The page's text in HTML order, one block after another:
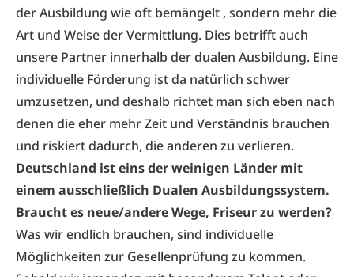
der Ausbildung wie oft bemängelt , sondern mehr die
Art und Weise der Vermittlung. Dies betrifft auch
unsere Partner innerhalb der dualen Ausbildung. Eine
individuelle Förderung ist da natürlich schwer
umzusetzen, und deshalb richtet man sich eben nach
denen die eher mehr Zeit und Verständnis brauchen
und riskiert dadurch, die anderen zu verlieren.
Deutschland ist eins der weinigen Länder mit
einem ausschließlich Dualen Ausbildungssystem.
Braucht es neue/andere Wege, Friseur zu werden?
Was wir endlich brauchen, sind individuelle
Möglichkeiten zur Gesellenprüfung zu kommen.